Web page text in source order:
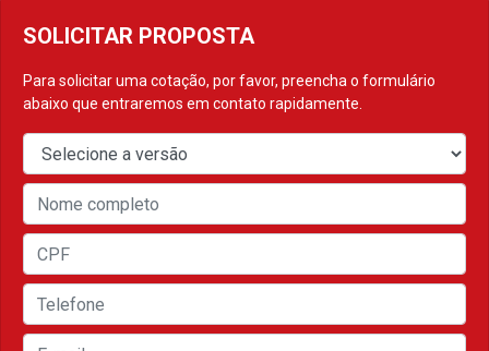
SOLICITAR PROPOSTA
Para solicitar uma cotação, por favor, preencha o formulário
abaixo que entraremos em contato rapidamente.